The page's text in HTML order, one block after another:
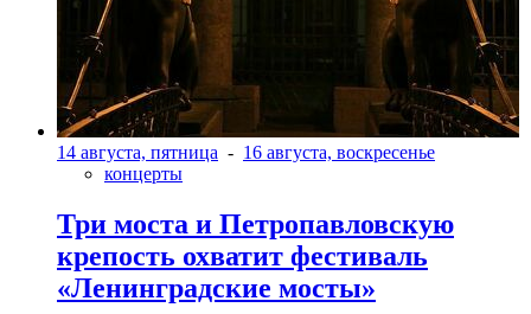
14 августа, пятница - 16 августа, воскресенье
концерты
Три моста и Петропавловскую
крепость охватит фестиваль
«Ленинградские мосты»